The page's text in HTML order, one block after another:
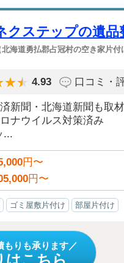
クステップの遺品
北海道勇払郡占冠村の空き家片付
4.93 口コミ・
新聞・北海道新聞も取材
ナウイルス対策済み
...
円〜
円〜
ゴミ屋敷片付け 部屋片付け
もりも承ります
はこちら